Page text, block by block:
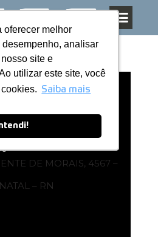
oferecer melhor
analisar
site e
utilizar este site, você
Saiba mais
oferecer melhor
analisar
site e
utilizar este site, você
Saiba mais
| Natal – RN
DE MORAIS, 4567 –
– RN